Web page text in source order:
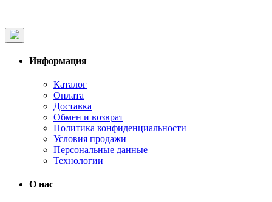
Информация
Каталог
Оплата
Доставка
Обмен и возврат
Политика конфиденциальности
Условия продажи
Персональные данные
Технологии
О нас